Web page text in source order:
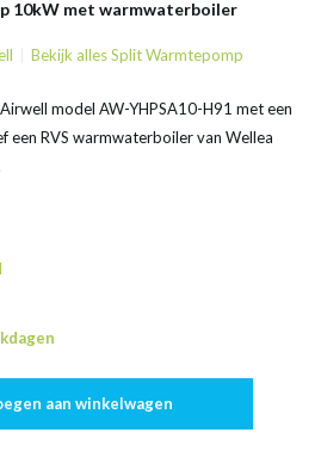
10kW met warmwaterboiler
Bekijk alles Split Warmtepomp
model AW-YHPSA10-H91 met een
een RVS warmwaterboiler van Wellea
aan winkelwagen